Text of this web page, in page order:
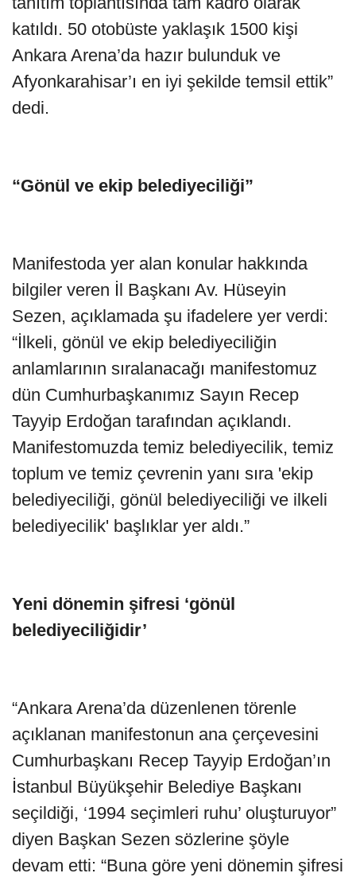
katıldı. 50 otobüste yaklaşık 1500 kişi
Ankara Arena’da hazır bulunduk ve
Afyonkarahisar’ı en iyi şekilde temsil ettik”
dedi.
“Gönül ve ekip belediyeciliği”
Manifestoda yer alan konular hakkında
bilgiler veren İl Başkanı Av. Hüseyin
Sezen, açıklamada şu ifadelere yer verdi:
“İlkeli, gönül ve ekip belediyeciliğin
anlamlarının sıralanacağı manifestomuz
dün Cumhurbaşkanımız Sayın Recep
Tayyip Erdoğan tarafından açıklandı.
Manifestomuzda temiz belediyecilik, temiz
toplum ve temiz çevrenin yanı sıra 'ekip
belediyeciliği, gönül belediyeciliği ve ilkeli
belediyecilik' başlıklar yer aldı.”
Yeni dönemin şifresi ‘gönül
belediyeciliğidir’
“Ankara Arena’da düzenlenen törenle
açıklanan manifestonun ana çerçevesini
Cumhurbaşkanı Recep Tayyip Erdoğan’ın
İstanbul Büyükşehir Belediye Başkanı
seçildiği, ‘1994 seçimleri ruhu’ oluşturuyor”
diyen Başkan Sezen sözlerine şöyle
devam etti: “Buna göre yeni dönemin şifresi